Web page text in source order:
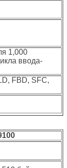
1,000
ввода-
FBD, SFC,